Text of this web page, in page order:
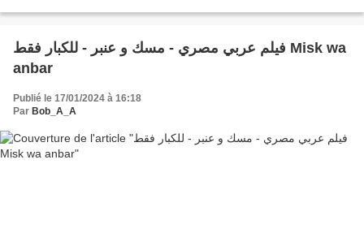
فيلم عربي مصري - مسك و عنبر - للكبار فقط Misk wa
anbar
Publié le 17/01/2024 à 16:18
Par Bob_A_A